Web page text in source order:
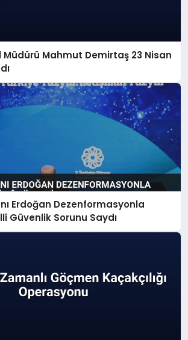
Müdürü Mahmut Demirtaş 23 Nisan
Erdoğan Dezenformasyonla
Güvenlik Sorunu Saydı